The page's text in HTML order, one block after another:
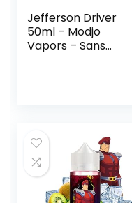
Jefferson Driver
50ml – Modjo
Vapors – Sans